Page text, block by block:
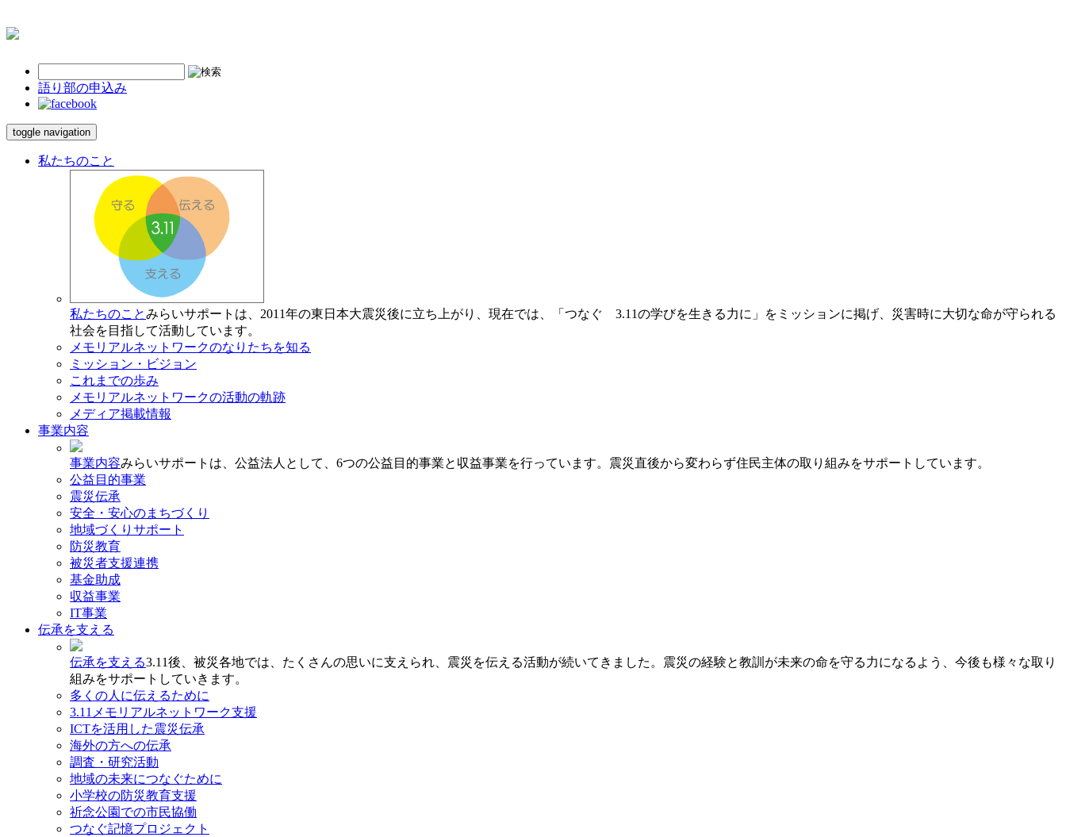
語り部の申込み
toggle navigation
私たちのこと
私たちのことみらいサポートは、2011年の東日本大震災後に立ち上がり、現在では、「つなぐ 3.11の学びを生きる力に」をミッションに掲げ、災害時に大切な命が守られる
社会を目指して活動しています。
メモリアルネットワークのなりたちを知る
ミッション・ビジョン
これまでの歩み
メモリアルネットワークの活動の軌跡
メディア掲載情報
事業内容
事業内容みらいサポートは、公益法人として、6つの公益目的事業と収益事業を行っています。震災直後から変わらず住民主体の取り組みをサポートしています。
公益目的事業
震災伝承
安全・安心のまちづくり
地域づくりサポート
防災教育
被災者支援連携
基金助成
収益事業
IT事業
伝承を支える
伝承を支える3.11後、被災各地では、たくさんの思いに支えられ、震災を伝える活動が続いてきました。震災の経験と教訓が未来の命を守る力になるよう、今後も様々な取り
組みをサポートしていきます。
多くの人に伝えるために
3.11メモリアルネットワーク支援
ICTを活用した震災伝承
海外の方への伝承
調査・研究活動
地域の未来につなぐために
小学校の防災教育支援
祈念公園での市民協働
つなぐ記憶プロジェクト